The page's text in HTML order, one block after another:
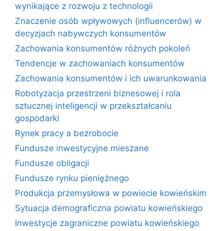
wynikające z rozwoju z technologii
Znaczenie osób wpływowych (influencerów) w
decyzjach nabywczych konsumentów
Zachowania konsumentów różnych pokoleń
Tendencje w zachowaniach konsumentów
Zachowania konsumentów i ich uwarunkowania
Robotyzacja przestrzeni biznesowej i rola
sztucznej inteligencji w przekształcaniu
gospodarki
Rynek pracy a bezrobocie
Fundusze inwestycyjne mieszane
Fundusze obligacji
Fundusze rynku pieniężnego
Produkcja przemysłowa w powiecie kowieńskim
Sytuacja demograficzna powiatu kowieńskiego
Inwestycje zagraniczne powiatu kowieńskiego